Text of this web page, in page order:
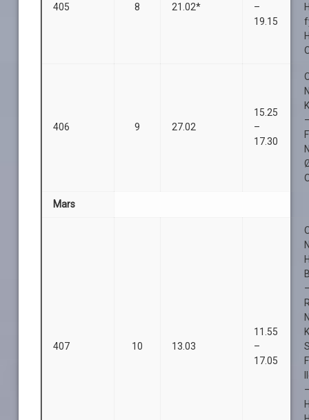
405 8 21.02*
–
19.15
406 9 27.02
15.25
–
17.30
Mars
407 10 13.03
11.55
–
17.05